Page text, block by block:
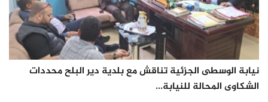
نيابة الوسطى الجزئية تناقش مع بلدية دير البلح محددات
الشكاوى المحالة للنيابة...